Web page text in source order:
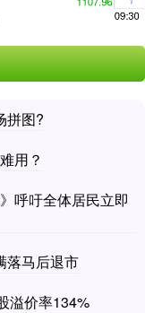
拼图?
用？
呼吁全体居民立即
落马后退市
溢价率134%